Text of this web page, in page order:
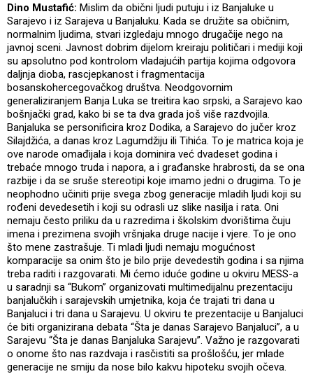
Dino Mustafić: Mislim da obični ljudi putuju i iz Banjaluke u
Sarajevo i iz Sarajeva u Banjaluku. Kada se družite sa običnim,
normalnim ljudima, stvari izgledaju mnogo drugačije nego na
javnoj sceni. Javnost dobrim dijelom kreiraju političari i mediji koji
su apsolutno pod kontrolom vladajućih partija kojima odgovora
daljnja dioba, rascjepkanost i fragmentacija
bosanskohercegovačkog društva. Neodgovornim
generaliziranjem Banja Luka se treitira kao srpski, a Sarajevo kao
bošnjački grad, kako bi se ta dva grada još više razdvojila.
Banjaluka se personificira kroz Dodika, a Sarajevo do jučer kroz
Silajdžića, a danas kroz Lagumdžiju ili Tihića. To je matrica koja je
ove narode omađijala i koja dominira već dvadeset godina i
trebaće mnogo truda i napora, a i građanske hrabrosti, da se ona
razbije i da se sruše stereotipi koje imamo jedni o drugima. To je
neophodno učiniti prije svega zbog generacije mladih ljudi koji su
rođeni devedesetih i koji su odrasli uz slike nasilja i rata. Oni
nemaju često priliku da u razredima i školskim dvorištima čuju
imena i prezimena svojih vršnjaka druge nacije i vjere. To je ono
što mene zastrašuje. Ti mladi ljudi nemaju mogućnost
komparacije sa onim što je bilo prije devedestih godina i sa njima
treba raditi i razgovarati. Mi ćemo iduće godine u okviru MESS-a
u saradnji sa “Bukom” organizovati multimedijalnu prezentaciju
banjalučkih i sarajevskih umjetnika, koja će trajati tri dana u
Banjaluci i tri dana u Sarajevu. U okviru te prezentacije u Banjaluci
će biti organizirana debata “Šta je danas Sarajevo Banjaluci”, a u
Sarajevu “Šta je danas Banjaluka Sarajevu”. Važno je razgovarati
o onome što nas razdvaja i rasčistiti sa prošlošću, jer mlade
generacije ne smiju da nose bilo kakvu hipoteku svojih očeva.